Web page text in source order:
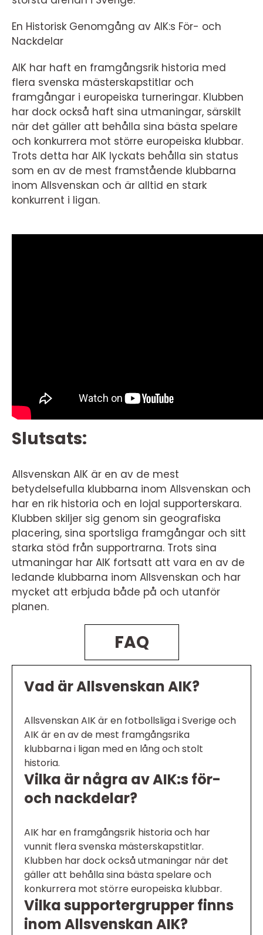
En Historisk Genomgång av AIK:s För- och
Nackdelar
AIK har haft en framgångsrik historia med
flera svenska mästerskapstitlar och
framgångar i europeiska turneringar. Klubben
har dock också haft sina utmaningar, särskilt
när det gäller att behålla sina bästa spelare
och konkurrera mot större europeiska klubbar.
Trots detta har AIK lyckats behålla sin status
som en av de mest framstående klubbarna
inom Allsvenskan och är alltid en stark
konkurrent i ligan.
Slutsats:
Allsvenskan AIK är en av de mest
betydelsefulla klubbarna inom Allsvenskan och
har en rik historia och en lojal supporterskara.
Klubben skiljer sig genom sin geografiska
placering, sina sportsliga framgångar och sitt
starka stöd från supportrarna. Trots sina
utmaningar har AIK fortsatt att vara en av de
ledande klubbarna inom Allsvenskan och har
mycket att erbjuda både på och utanför
planen.
FAQ
Vad är Allsvenskan AIK?
Allsvenskan AIK är en fotbollsliga i Sverige och
AIK är en av de mest framgångsrika
klubbarna i ligan med en lång och stolt
historia.
Vilka är några av AIK:s för-
och nackdelar?
AIK har en framgångsrik historia och har
vunnit flera svenska mästerskapstitlar.
Klubben har dock också utmaningar när det
gäller att behålla sina bästa spelare och
konkurrera mot större europeiska klubbar.
Vilka supportergrupper finns
inom Allsvenskan AIK?